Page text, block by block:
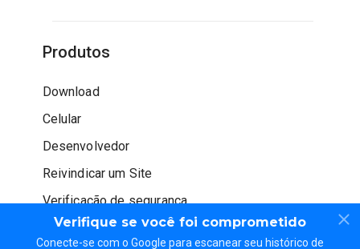
Verifique se você foi comprometido
Conecte-se com o Google para escanear seu histórico de
Produtos
Download
Celular
Desenvolvedor
Reivindicar um Site
Verificação de segurança